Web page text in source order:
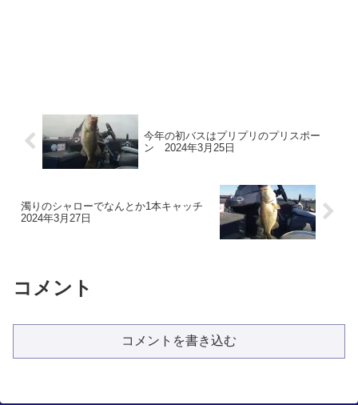
今年の初バスはプリプリのプリスポー
ン 2024年3月25日
濁りのシャローでなんとか1本キャッチ
2024年3月27日
コメント
コメントを書き込む